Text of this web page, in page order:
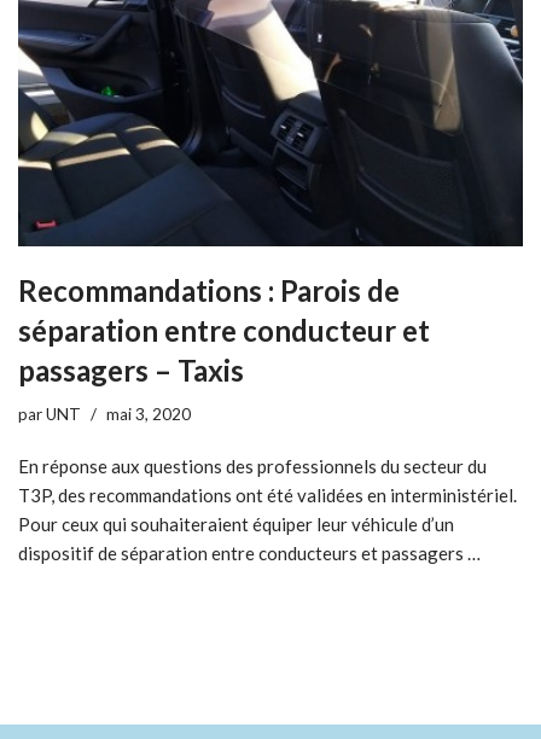
Recommandations : Parois de
séparation entre conducteur et
passagers – Taxis
parUNT mai 3, 2020
En réponse aux questions des professionnels du secteur du
T3P, des recommandations ont été validées en interministériel.
Pour ceux qui souhaiteraient équiper leur véhicule d’un
dispositif de séparation entre conducteurs et passagers …